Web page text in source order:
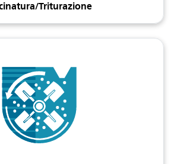
Triturazione